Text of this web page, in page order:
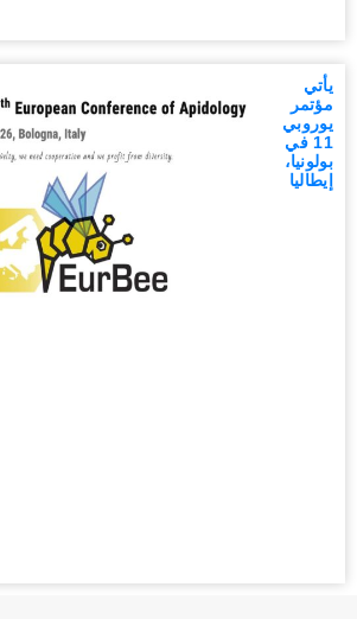
يأتي
مؤتمر
يوروبي
11 في
بولونيا،
إيطاليا